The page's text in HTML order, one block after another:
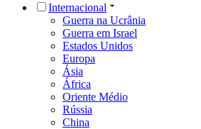
Internacional
Guerra na Ucrânia
Guerra em Israel
Estados Unidos
Europa
Ásia
África
Oriente Médio
Rússia
China